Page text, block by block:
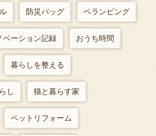
防災バッグ ベランビング
ベーション記録 おうち時間
暮らしを整える
し 猫と暮らす家
ペットリフォーム